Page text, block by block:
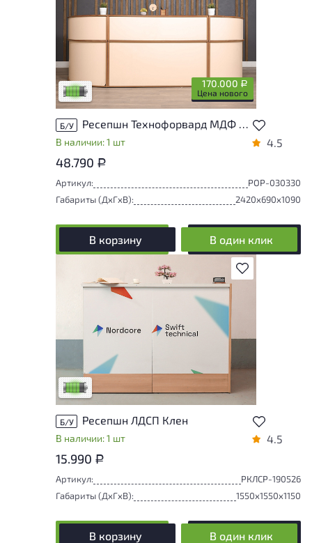
170.000 Р
Цена нового
удобство его использования
Низкая степень износа
Б/У Ресепшн Технофорвард МДФ Орех Россия
В наличии: 1 шт 4.5
48.790 Р
Артикул:
РОР-030330
Габариты (ДxГxВ):
2420x690x1090
В корзину В один клик
В избранное
следы эксплуатации, не влияющие на
удобство его использования
Низкая степень износа
Б/У Ресепшн ЛДСП Клен
В наличии: 1 шт 4.5
15.990 Р
Артикул:
РКЛСР-190526
Габариты (ДxГxВ):
1550x1550x1150
В корзину В один клик